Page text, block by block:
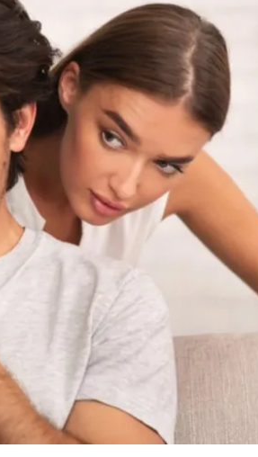
【ヘアアクセ6選】手抜きに見え
ない！アラサーのまとめ髪が垢
抜ける「即戦力アクセ」たち |
CLASSY.[クラッシィ]
BEAUTY Aug, 5, 2026
ユニクロ名品も！日焼け対策ガ
チ勢の「ないと無理」なアイテ
ムハック7選 | CLASSY.[クラッシ
ィ]
【落ちない名品リップ10選】塗
り直しできない・皮むけしやす
いetc.悩みをクリア | CLASSY.[ク
ラッシィ]
BEAUTY
冷房・紫外線etc...「夏の隠れ乾
燥」を防ぐ【ベタつかない名品
クリーム】3選＜30代のベストコ
スメ＞ | CLASSY.[クラッシィ]